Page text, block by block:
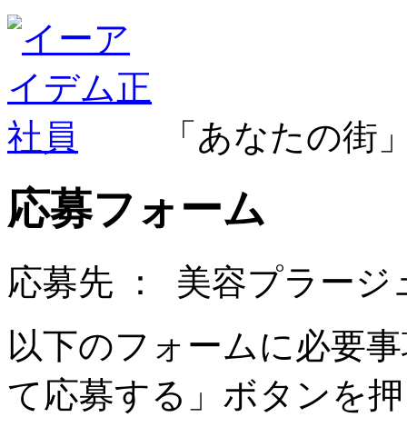
「あなたの街
応募フォーム
応募先 ： 美容プラージ
以下のフォームに必要
て応募する」ボタンを